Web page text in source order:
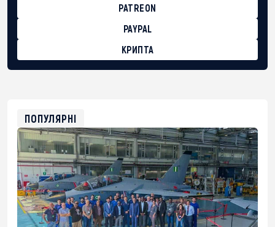
PATREON
PAYPAL
КРИПТА
0xfD02863D3289416fcF50975c9DFda13623f97758
ПОПУЛЯРНІ